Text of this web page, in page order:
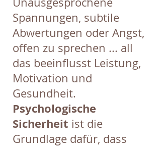
Spannungen, subtile
Abwertungen oder Angst,
offen zu sprechen ... all
das beeinflusst Leistung,
Motivation und
Gesundheit.
Psychologische
Sicherheit ist die
Grundlage dafür, dass